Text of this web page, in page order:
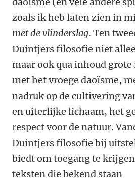
zoals ik heb laten zien in
met de vlinderslag. Ten
Duintjers filosofie niet
maar ook qua inhoud
met het vroege daoïsme,
nadruk op de cultivering
en uiterlijke lichaam, het
respect voor de natuur.
Duintjers filosofie bij
biedt om toegang te
teksten die bekend staan